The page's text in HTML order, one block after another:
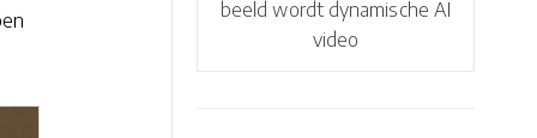
beeld wordt dynamische AI
video